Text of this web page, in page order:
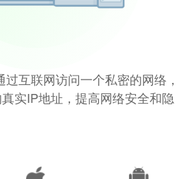
互联网访问一个私密的网络，
实IP地址，提高网络安全和隐